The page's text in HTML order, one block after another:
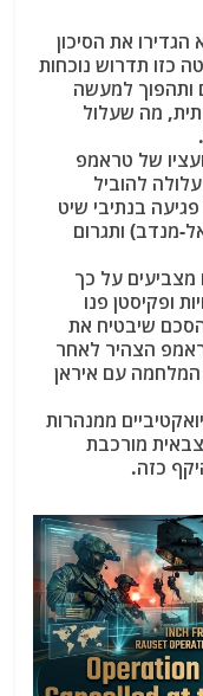
הגדירו את הסיכון
כזו תדרוש נוכחות
ותהפוך למעשה
מה שעלול
של טראמפ
להוביל
בנתיבי שיט
מנדב) ותגרום
מצביעים על כך
ופקיסטן פנו
הסכם שיבטיח את
הצהיר לאחר
המלחמה עם איראן
ממנהרות
מורכבת
כזה.